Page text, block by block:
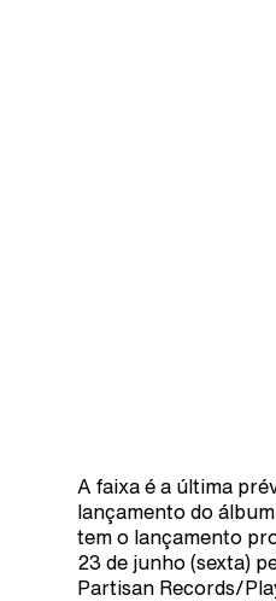
A faixa é a última
lançamento do
tem o lançamento
23 de junho (sexta)
Partisan Records/